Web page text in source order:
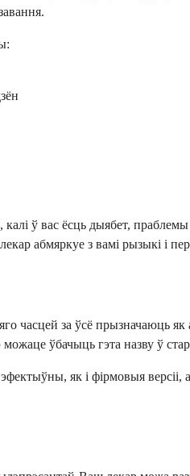
ў вас ёсць дыябет,
абмяркуе з вамі рызыкі і
часцей за ўсё
ўбачыць гэта назву ў
як і фірмовыя